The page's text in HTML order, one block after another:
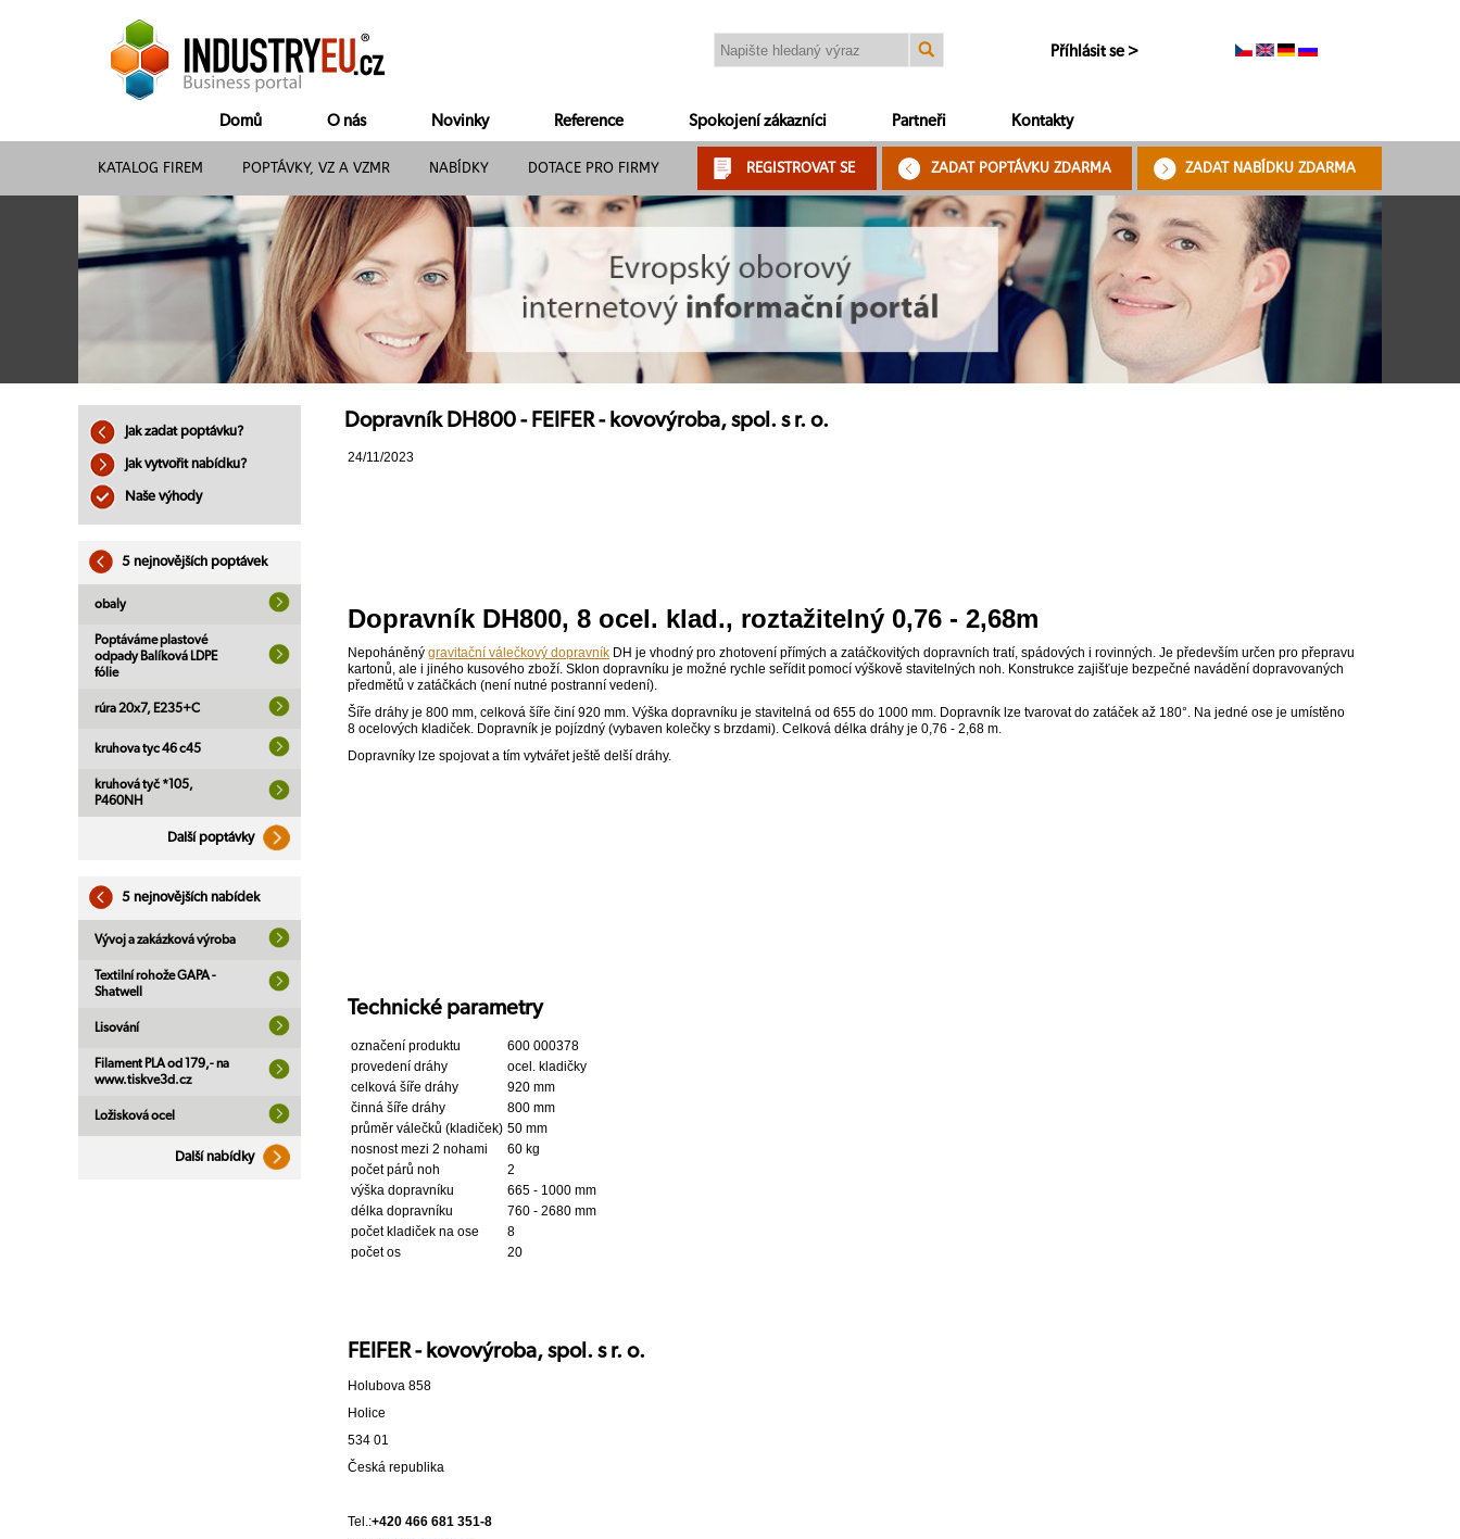
Příhlásit se >
Domů O nás Novinky Reference Spokojení zákazníci Partneři Kontakty
KATALOG FIREM POPTÁVKY, VZ A VZMR NABÍDKY DOTACE PRO FIRMY REGISTROVAT SE ZADAT POPTÁVKU ZDARMA ZADAT NABÍDKU ZDARMA
Jak zadat poptávku?
Jak vytvořit nabídku?
Naše výhody
5 nejnovějších poptávek
obaly
Poptáváme plastové
odpady Balíková LDPE
fólie
rúra 20x7, E235+C
kruhova tyc 46 c45
kruhová tyč *105,
P460NH
Další poptávky
5 nejnovějších nabídek
Vývoj a zakázková výroba
Textilní rohože GAPA -
Shatwell
Lisování
Filament PLA od 179,- na
www.tiskve3d.cz
Ložisková ocel
Další nabídky
Dopravník DH800 - FEIFER - kovovýroba, spol. s r. o.
24/11/2023
Dopravník DH800, 8 ocel. klad., roztažitelný 0,76 - 2,68m
Nepoháněný gravitační válečkový dopravník DH je vhodný pro zhotovení přímých a zatáčkovitých dopravních tratí, spádových i rovinných. Je především určen pro přepravu
kartonů, ale i jiného kusového zboží. Sklon dopravníku je možné rychle seřídit pomocí výškově stavitelných noh. Konstrukce zajišťuje bezpečné navádění dopravovaných
předmětů v zatáčkách (není nutné postranní vedení).
Šíře dráhy je 800 mm, celková šíře činí 920 mm. Výška dopravníku je stavitelná od 655 do 1000 mm. Dopravník lze tvarovat do zatáček až 180°. Na jedné ose je umístěno
8 ocelových kladiček. Dopravník je pojízdný (vybaven kolečky s brzdami). Celková délka dráhy je 0,76 - 2,68 m.
Dopravníky lze spojovat a tím vytvářet ještě delší dráhy.
Technické parametry
označení produktu
600 000378
provedení dráhy
ocel. kladičky
celková šíře dráhy
920 mm
činná šíře dráhy
800 mm
průměr válečků (kladiček) 50 mm
nosnost mezi 2 nohami
60 kg
počet párů noh
2
výška dopravníku
665 - 1000 mm
délka dopravníku
760 - 2680 mm
počet kladiček na ose
8
počet os
20
FEIFER - kovovýroba, spol. s r. o.
Holubova 858
Holice
534 01
Česká republika
Tel.:+420 466 681 351-8